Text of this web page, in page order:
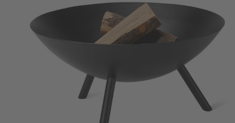
Wunschliste hinzufügen